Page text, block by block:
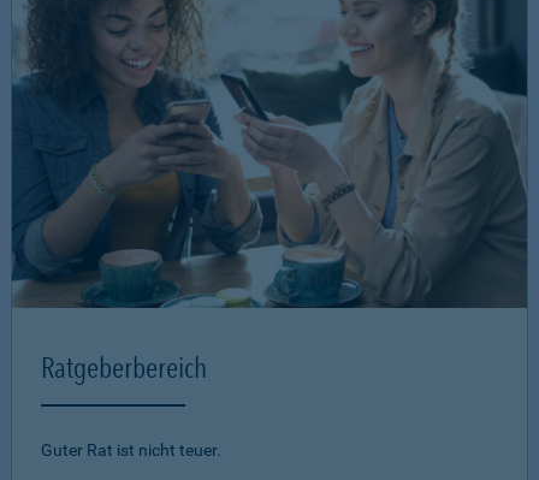
Ratgeberbereich
Guter Rat ist nicht teuer.